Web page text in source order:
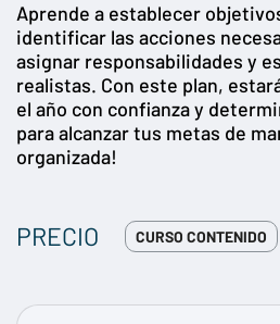
Aprende a establecer
identificar las acciones
asignar responsabilidades y
realistas. Con este plan,
el año con confianza y
para alcanzar tus metas de
organizada!
PRECIO CURSO CONTENIDO